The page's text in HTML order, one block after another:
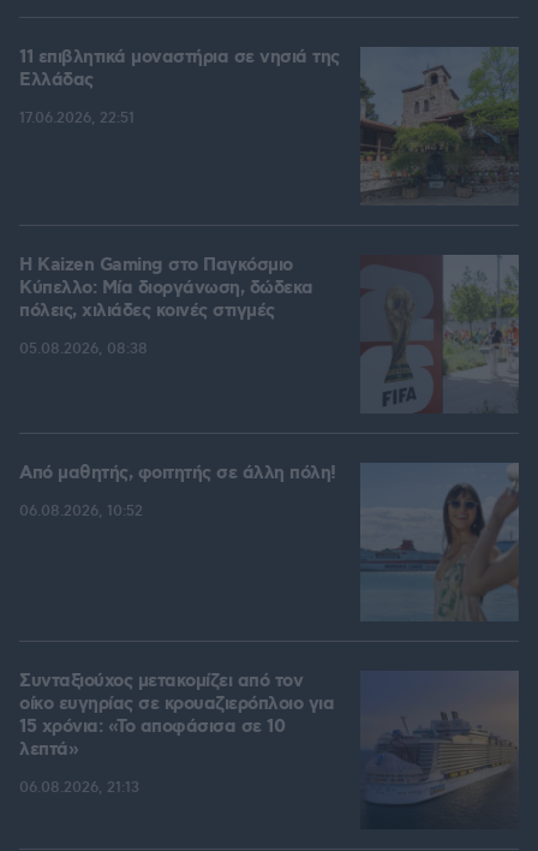
11 επιβλητικά μοναστήρια σε νησιά της
Ελλάδας
17.06.2026, 22:51
H Kaizen Gaming στο Παγκόσμιο
Kύπελλο: Μία διοργάνωση, δώδεκα
πόλεις, χιλιάδες κοινές στιγμές
05.08.2026, 08:38
Από μαθητής, φοιτητής σε άλλη πόλη!
06.08.2026, 10:52
Συνταξιούχος μετακομίζει από τον
οίκο ευγηρίας σε κρουαζιερόπλοιο για
15 χρόνια: «Το αποφάσισα σε 10
λεπτά»
06.08.2026, 21:13